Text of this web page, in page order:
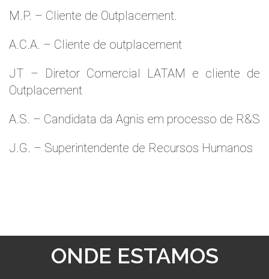
M.P. – Cliente de Outplacement.
A.C.A. – Cliente de outplacement
JT – Diretor Comercial LATAM e cliente de
Outplacement
A.S. – Candidata da Agnis em processo de R&S
J.G. – Superintendente de Recursos Humanos
ONDE ESTAMOS